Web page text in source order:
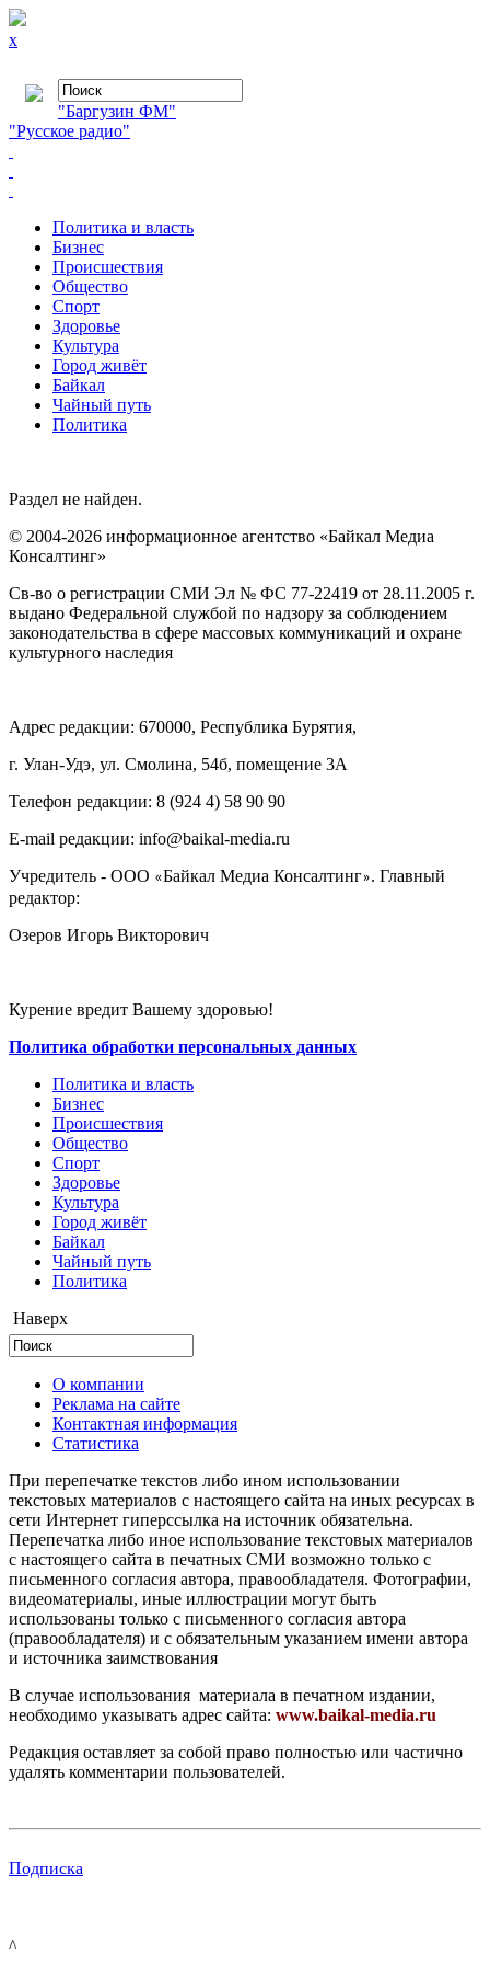
x
"Баргузин ФМ"
"Русское радио"
Политика и власть
Бизнес
Происшествия
Общество
Cпорт
Здоровье
Культура
Город живёт
Байкал
Чайный путь
Политика
Раздел не найден.
© 2004-2026 информационное агентство «Байкал Медиа
Консалтинг»
Св-во о регистрации СМИ Эл № ФС 77-22419 от 28.11.2005 г.
выдано Федеральной службой по надзору за соблюдением
законодательства в сфере массовых коммуникаций и охране
культурного наследия
Адрес редакции: 670000, Республика Бурятия,
г. Улан-Удэ, ул. Смолина, 54б, помещение 3А
Телефон редакции: ‎‎8 (924 4) 58 90 90
E-mail редакции: info@baikal-media.ru
Учредитель - ООО «Байкал Медиа Консалтинг». Главный
редактор:
Озеров Игорь Викторович
Курение вредит Вашему здоровью!
Политика обработки персональных данных
Политика и власть
Бизнес
Происшествия
Общество
Cпорт
Здоровье
Культура
Город живёт
Байкал
Чайный путь
Политика
Наверх
О компании
Реклама на сайте
Контактная информация
Статистика
При перепечатке текстов либо ином использовании
текстовых материалов с настоящего сайта на иных ресурсах в
сети Интернет гиперссылка на источник обязательна.
Перепечатка либо иное использование текстовых материалов
с настоящего сайта в печатных СМИ возможно только с
письменного согласия автора, правообладателя. Фотографии,
видеоматериалы, иные иллюстрации могут быть
использованы только с письменного согласия автора
(правообладателя) и с обязательным указанием имени автора
и источника заимствования
В случае использования материала в печатном издании,
необходимо указывать адрес сайта: www.baikal-media.ru
Редакция оставляет за собой право полностью или частично
удалять комментарии пользователей.
Подписка
^